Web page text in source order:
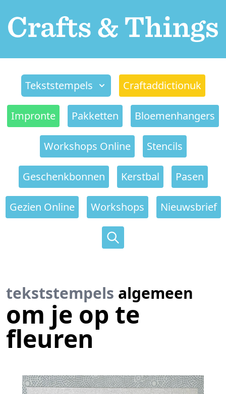
Tekststempels Craftaddictionuk
Impronte Pakketten Bloemenhangers
Workshops Online Stencils
Geschenkbonnen Kerstbal Pasen
Gezien Online Workshops Nieuwsbrief
tekststempels algemeen
om je op te
fleuren